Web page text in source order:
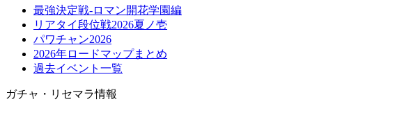
最強決定戦-ロマン開花学園編
リアタイ段位戦2026夏ノ壱
パワチャン2026
2026年ロードマップまとめ
過去イベント一覧
ガチャ・リセマラ情報